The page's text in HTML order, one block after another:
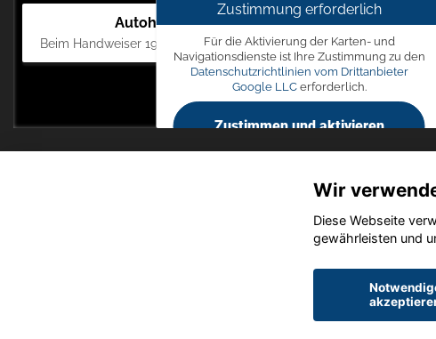
Autohaus Blunck
Beim Handweiser 19, 18311 Ribnitz-Damgarten
Zustimmung erforderlich
Für die Aktivierung der Karten- und
Navigationsdienste ist Ihre Zustimmung zu den
Datenschutzrichtlinien vom Drittanbieter
Google LLCerforderlich.
Zustimmen und aktivieren
Startseite
Wir
Diese Webseite
gewährleisten und